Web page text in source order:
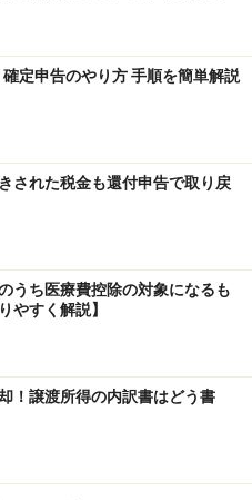
申告書の書き方と記入例
所得の状況は下記源泉徴収
数字は無視してくださ
徴収票記載例 （出典：国税
ずは押さえておきましょ
合、源泉徴収票は必須の
定申告のやり方 手順を簡単解説
された税金も還付申告で取り戻
うち医療費控除の対象になるも
やすく解説】
！譲渡所得の内訳書はどう書